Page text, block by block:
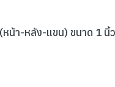
น้า-หลัง-แขน) ขนาด 1 นิ้ว